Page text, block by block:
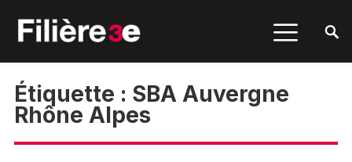
Étiquette : SBA Auvergne
Rhône Alpes